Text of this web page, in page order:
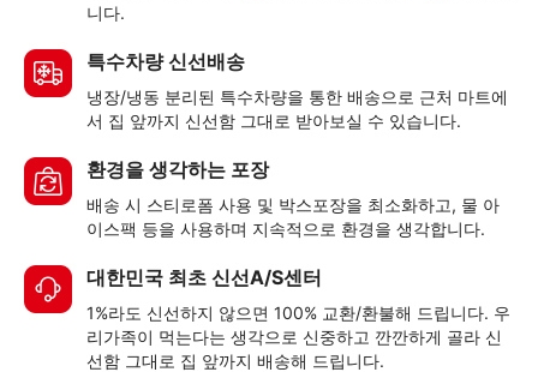
니다.
특수차량 신선배송
냉장/냉동 분리된 특수차량을 통한 배송으로 근처 마트에
서 집 앞까지 신선함 그대로 받아보실 수 있습니다.
환경을 생각하는 포장
배송 시 스티로폼 사용 및 박스포장을 최소화하고, 물 아
이스팩 등을 사용하며 지속적으로 환경을 생각합니다.
대한민국 최초 신선A/S센터
1%라도 신선하지 않으면 100% 교환/환불해 드립니다. 우
리가족이 먹는다는 생각으로 신중하고 깐깐하게 골라 신
선함 그대로 집 앞까지 배송해 드립니다.